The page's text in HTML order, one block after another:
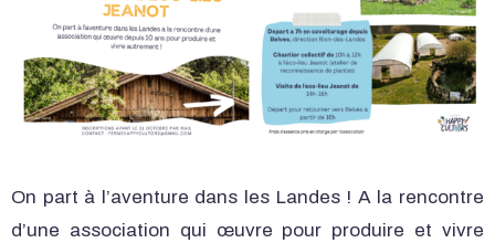
On part à l’aventure dans les Landes ! A la rencontre
d’une association qui œuvre pour produire et vivre